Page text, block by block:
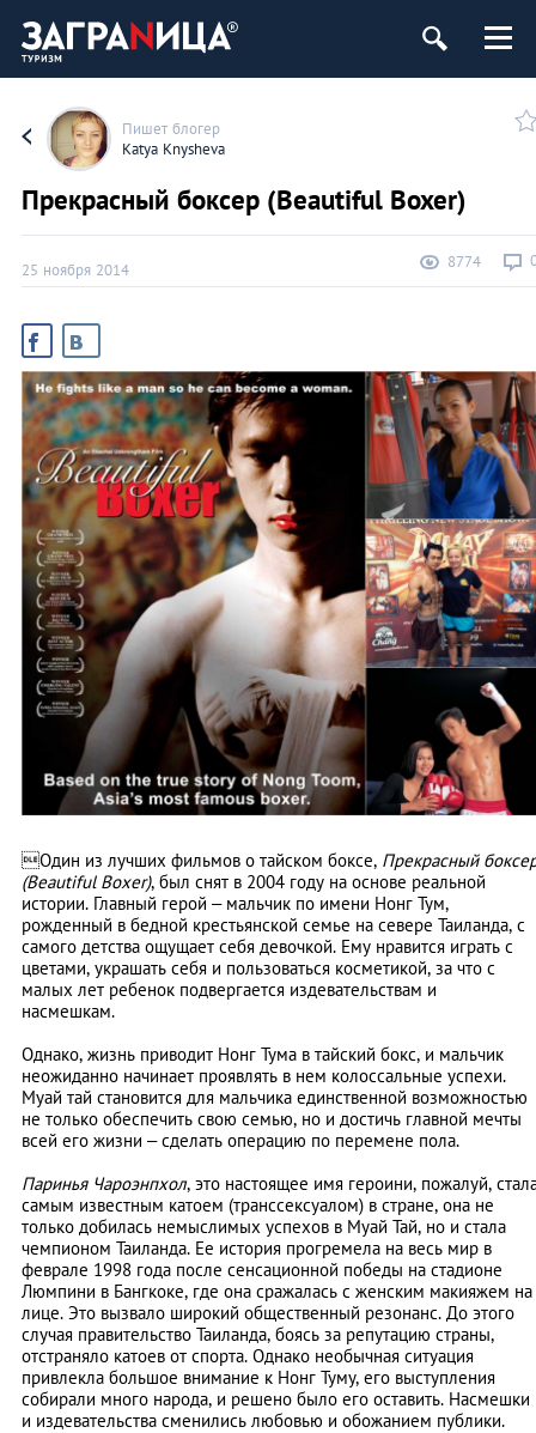
Пишет блогер
Katya Knysheva
Прекрасный боксер (Beautiful Boxer)
25 ноября 2014 8774
Один из лучших фильмов о тайском боксе, Прекрасный
(Beautiful Boxer), был снят в 2004 году на основе реальной
истории. Главный герой – мальчик по имени Нонг Тум,
рожденный в бедной крестьянской семье на севере Таиланда, с
самого детства ощущает себя девочкой. Ему нравится играть с
цветами, украшать себя и пользоваться косметикой, за что с
малых лет ребенок подвергается издевательствам и
насмешкам.
Однако, жизнь приводит Нонг Тума в тайский бокс, и мальчик
неожиданно начинает проявлять в нем колоссальные успехи.
Муай тай становится для мальчика единственной возможностью
не только обеспечить свою семью, но и достичь главной мечты
всей его жизни – сделать операцию по перемене пола.
Паринья Чароэнпхол, это настоящее имя героини, пожалуй,
самым известным катоем (транссексуалом) в стране, она не
только добилась немыслимых успехов в Муай Тай, но и стала
чемпионом Таиланда. Ее история прогремела на весь мир в
феврале 1998 года после сенсационной победы на стадионе
Люмпини в Бангкоке, где она сражалась с женским макияжем на
лице. Это вызвало широкий общественный резонанс. До этого
случая правительство Таиланда, боясь за репутацию страны,
отстраняло катоев от спорта. Однако необычная ситуация
привлекла большое внимание к Нонг Туму, его выступления
собирали много народа, и решено было его оставить. Насмешки
и издевательства сменились любовью и обожанием публики.